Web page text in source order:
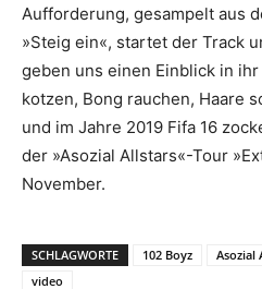
Aufforderung, gesampelt aus
»Steig ein«, startet der Track
geben uns einen Einblick in
kotzen, Bong rauchen, Haare
und im Jahre 2019 Fifa 16
der »Asozial Allstars«-Tour
November.
SCHLAGWORTE 102 Boyz Asozial
video